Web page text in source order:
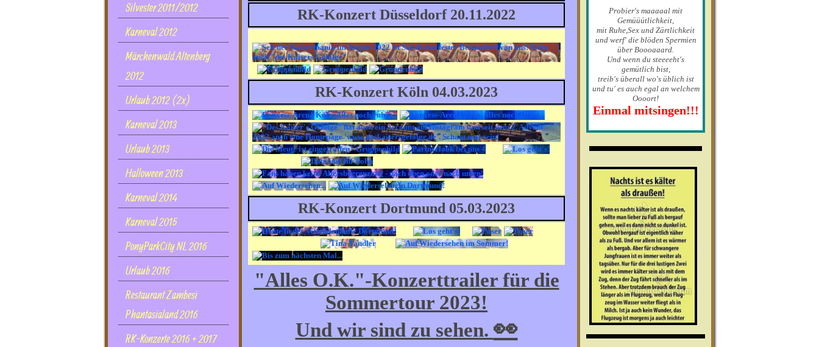
Silvester 2011/2012
Karneval 2012
Märchenwald Altenberg
2012
Urlaub 2012 (2x)
Karneval 2013
Urlaub 2013
Halloween 2013
Karneval 2014
Karneval 2015
PonyParkCity NL 2016
Urlaub 2016
Restaurant Zambesi
Phantasialand 2016
RK-Konzerte 2016 + 2017
Probier's maaaaal mit
Gemüüütlichkeit,
mit Ruhe,Sex und Zärtlichkeit
und werf' die blöden Spermien
über Boooaaard.
Und wenn du steeeeht's
gemütlich bist,
treib's überall wo's üblich ist
und tu' es auch egal an welchem
Oooort!
Einmal mitsingen!!!
RK-Konzert Düsseldorf 20.11.2022
RK-Konzert Köln 04.03.2023
RK-Konzert Dortmund 05.03.2023
"Alles O.K."-Konzerttrailer für die
Sommertour 2023!
Und wir sind zu sehen. 👀